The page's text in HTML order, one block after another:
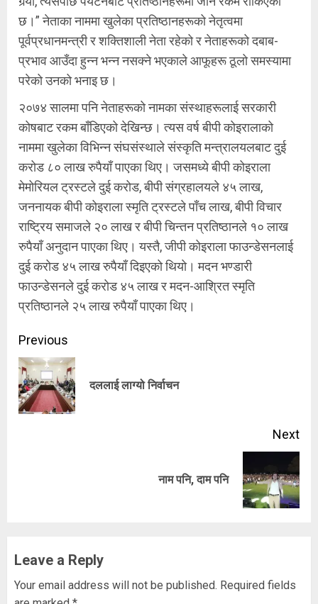
छ।” नेताका नाममा खुलेका प्रतिष्ठानहरूको नेतृत्वमा
पूर्वप्रधानमन्त्री र शक्तिशाली नेता रहेको र नेताहरूको दबाब-
प्रभाव आउँदा हुन्न भन्न नसक्ने भएकाले आफूहरू ठूलो समस्यामा
परेको उनको भनाइ छ।
२०७४ सालमा पनि नेताहरूको नामका संस्थाहरूलाई सरकारी
कोषबाट रकम बाँडिएको देखिन्छ। त्यस वर्ष बीपी कोइरालाको
नाममा खुलेका विभिन्न संघसंस्थाले संस्कृति मन्त्रालयलबाट दुई
करोड ८० लाख रुपैयाँ पाएका थिए। जसमध्ये बीपी कोइराला
मेमोरियल ट्रस्टले दुई करोड, बीपी संग्रहालयले ४५ लाख,
जननायक बीपी कोइराला स्मृति ट्रस्टले पाँच लाख, बीपी विचार
राष्ट्रिय समाजले २० लाख र बीपी चिन्तन प्रतिष्ठानले १० लाख
रुपैयाँ अनुदान पाएका थिए। यस्तै, जीपी कोइराला फाउन्डेसनलाई
दुई करोड ४५ लाख रुपैयाँ दिइएको थियो। मदन भण्डारी
फाउन्डेसनले दुई करोड ४५ लाख र मदन-आश्रित स्मृति
प्रतिष्ठानले २५ लाख रुपैयाँ पाएका थिए।
Continue
Reading
Previous
दललाई लाग्यो निर्वाचन
Next
नाम पनि, दाम पनि
Leave a Reply
Your email address will not be published. Required fields